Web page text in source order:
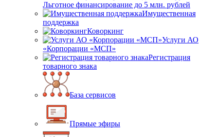
Льготное финансирование до 5 млн. рублей
Имущественная
поддержка
Коворкинг
Услуги АО
«Корпорации «МСП»
Регистрация
товарного знака
База сервисов
Прямые эфиры